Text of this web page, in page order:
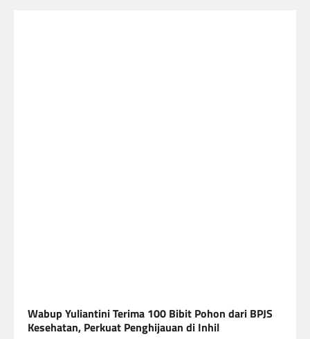
Wabup Yuliantini Terima 100 Bibit Pohon dari BPJS
Kesehatan, Perkuat Penghijauan di Inhil